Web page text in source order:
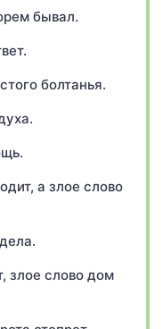
бывал.
болтанья.
а злое слово
злое слово дом